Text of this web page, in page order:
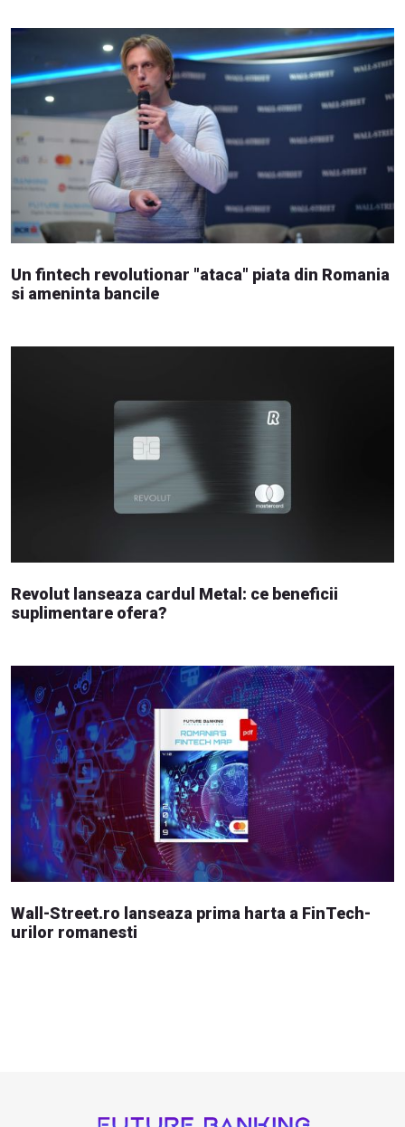
Un fintech revolutionar "ataca" piata din Romania
si ameninta bancile
Revolut lanseaza cardul Metal: ce beneficii
suplimentare ofera?
Wall-Street.ro lanseaza prima harta a FinTech-
urilor romanesti